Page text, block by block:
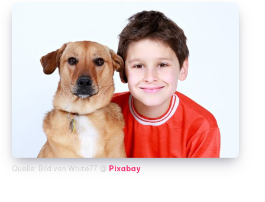
Quelle: Bild von White77 @ Pixabay